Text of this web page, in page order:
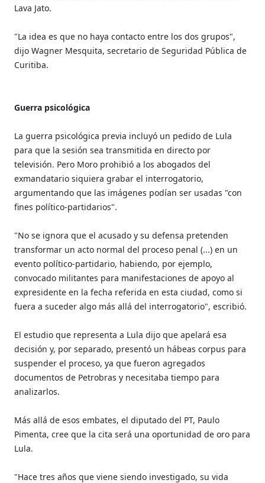
Lava Jato.
"La idea es que no haya contacto entre los dos grupos",
dijo Wagner Mesquita, secretario de Seguridad Pública de
Curitiba.
Guerra psicológica
La guerra psicológica previa incluyó un pedido de Lula
para que la sesión sea transmitida en directo por
televisión. Pero Moro prohibió a los abogados del
exmandatario siquiera grabar el interrogatorio,
argumentando que las imágenes podían ser usadas "con
fines político-partidarios".
"No se ignora que el acusado y su defensa pretenden
transformar un acto normal del proceso penal (...) en un
evento político-partidario, habiendo, por ejemplo,
convocado militantes para manifestaciones de apoyo al
expresidente en la fecha referida en esta ciudad, como si
fuera a suceder algo más allá del interrogatorio", escribió.
El estudio que representa a Lula dijo que apelará esa
decisión y, por separado, presentó un hábeas corpus para
suspender el proceso, ya que fueron agregados
documentos de Petrobras y necesitaba tiempo para
analizarlos.
Más allá de esos embates, el diputado del PT, Paulo
Pimenta, cree que la cita será una oportunidad de oro para
Lula.
"Hace tres años que viene siendo investigado, su vida